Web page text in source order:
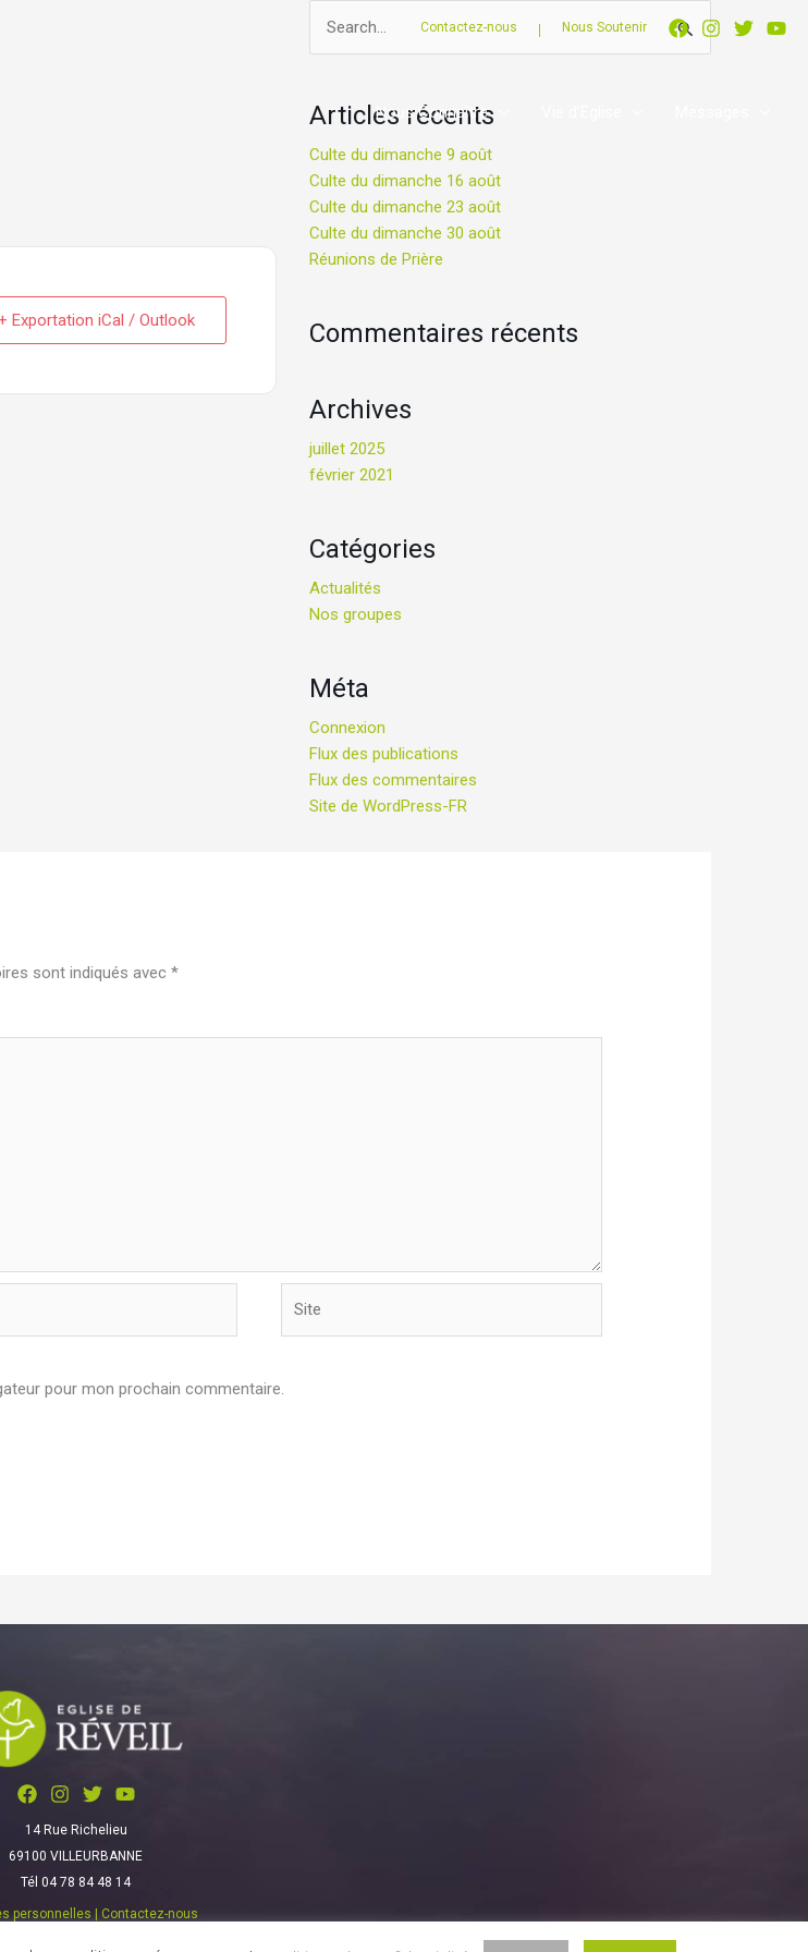
Contactez-nous Nous Soutenir
Nous Connaître
Exportation iCal / Outlook
Rechercher :
Articles récents
Culte du dimanche 9 août
Culte du dimanche 16 août
Culte du dimanche 23 août
Culte du dimanche 30 août
Réunions de Prière
Commentaires récents
Archives
juillet 2025
février 2021
Catégories
Actualités
Nos groupes
Méta
Connexion
Flux des publications
Flux des commentaires
Site de WordPress-FR
sont indiqués avec*
pour mon prochain commentaire.
14 Rue Richelieu
69100 VILLEURBANNE
Tél 04 78 84 48 14
personnelles Contactez-nous